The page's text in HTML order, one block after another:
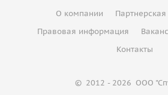
О компании
Правовая информация
Контакты
© 2012 - 2026 ООО